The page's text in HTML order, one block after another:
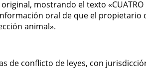
mostrando el texto «CUATRO
oral de que el propietario
animal».
de conflicto de leyes, con